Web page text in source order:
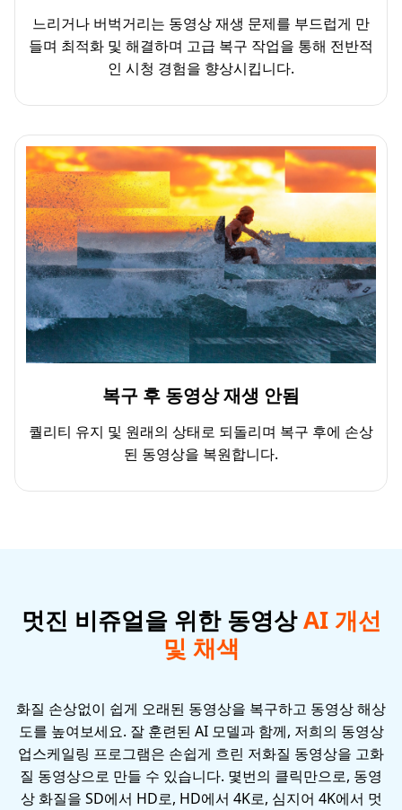
느리거나 버벅거리는 동영상 재생 문제를 부드럽게 만
들며 최적화 및 해결하며 고급 복구 작업을 통해 전반적
인 시청 경험을 향상시킵니다.
복구 후 동영상 재생 안됨
퀄리티 유지 및 원래의 상태로 되돌리며 복구 후에 손상
된 동영상을 복원합니다.
멋진 비쥬얼을 위한 동영상AI 개선
및 채색
화질 손상없이 쉽게 오래된 동영상을 복구하고 동영상 해상
도를 높여보세요. 잘 훈련된 AI 모델과 함께, 저희의 동영상
업스케일링 프로그램은 손쉽게 흐린 저화질 동영상을 고화
질 동영상으로 만들 수 있습니다. 몇번의 클릭만으로, 동영
상 화질을 SD에서 HD로, HD에서 4K로, 심지어 4K에서 멋